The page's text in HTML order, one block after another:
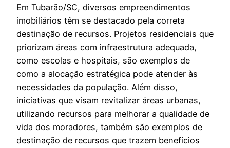
Em Tubarão/SC, diversos empreendimentos
imobiliários têm se destacado pela correta
destinação de recursos. Projetos residenciais que
priorizam áreas com infraestrutura adequada,
como escolas e hospitais, são exemplos de
como a alocação estratégica pode atender às
necessidades da população. Além disso,
iniciativas que visam revitalizar áreas urbanas,
utilizando recursos para melhorar a qualidade de
vida dos moradores, também são exemplos de
destinação de recursos que trazem benefícios